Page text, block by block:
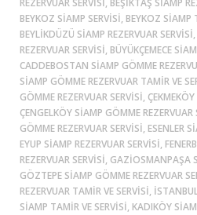
REZERVUAR SERVISI, BEŞİKTAŞ SIAMP
BEYKOZ SIAMP SERVISI, BEYKOZ SIAMP
BEYLIKDÜZÜ SIAMP REZERVUAR
REZERVUAR SERVISI, BÜYÜKÇEMECE
CADDEBOSTAN SIAMP GÖMME
SIAMP GÖMME REZERVUAR TAMIR VE
GÖMME REZERVUAR SERVISI,
ÇENGELKÖY SIAMP GÖMME
GÖMME REZERVUAR SERVISI, ESENLER
EYUP SIAMP REZERVUAR SERVISI,
REZERVUAR SERVISI, GAZIOSMANPAŞA
GÖZTEPE SIAMP GÖMME REZERVUAR
REZERVUAR TAMIR VE SERVISI,
SIAMP TAMIR VE SERVISI, KADIKÖY